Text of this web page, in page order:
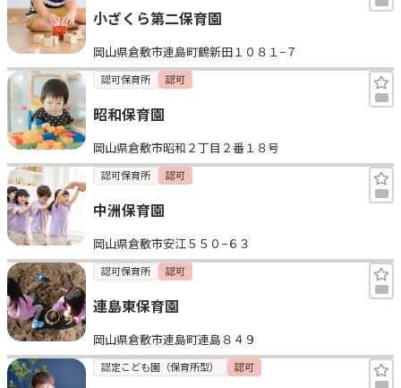
メッセージ
おすすめの園
エンクルの特徴と活用方法
コラム
お知らせ
小ざくら第二保育園
岡山県倉敷市連島町鶴新田１０８１−７
認可保育所 認可
昭和保育園
岡山県倉敷市昭和２丁目２番１８号
認可保育所 認可
中洲保育園
岡山県倉敷市安江５５０−６３
認可保育所 認可
連島東保育園
岡山県倉敷市連島町連島８４９
認定こども園（保育所型） 認可